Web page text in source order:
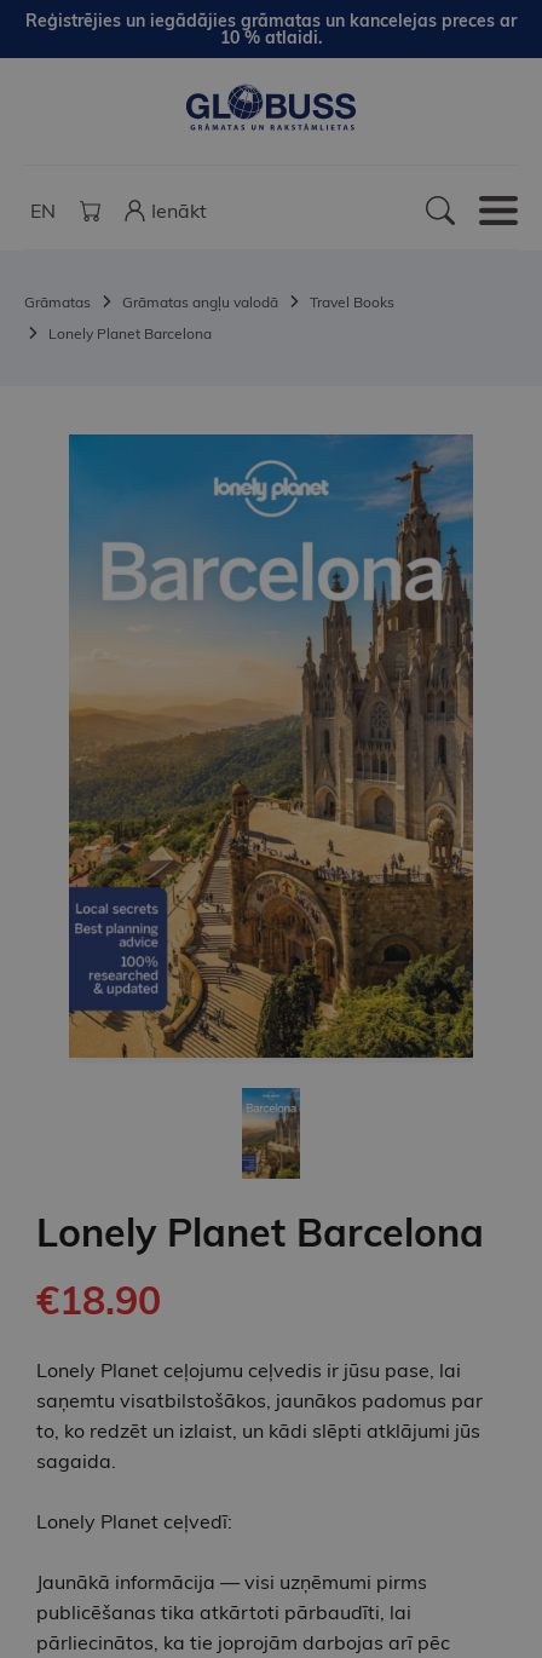
Reģistrējies un iegādājies grāmatas un kancelejas preces ar
10 % atlaidi.
EN Ienākt
Grāmatas Grāmatas angļu valodā
Travel Books
Lonely Planet Barcelona
Lonely Planet Barcelona
€18.90
Lonely Planet ceļojumu ceļvedis ir jūsu pase, lai
saņemtu visatbilstošākos, jaunākos padomus par
to, ko redzēt un izlaist, un kādi slēpti atklājumi jūs
sagaida.
Lonely Planet ceļvedī:
Jaunākā informācija — visi uzņēmumi pirms
publicēšanas tika atkārtoti pārbaudīti, lai
pārliecinātos, ka tie joprojām darbojas arī pēc